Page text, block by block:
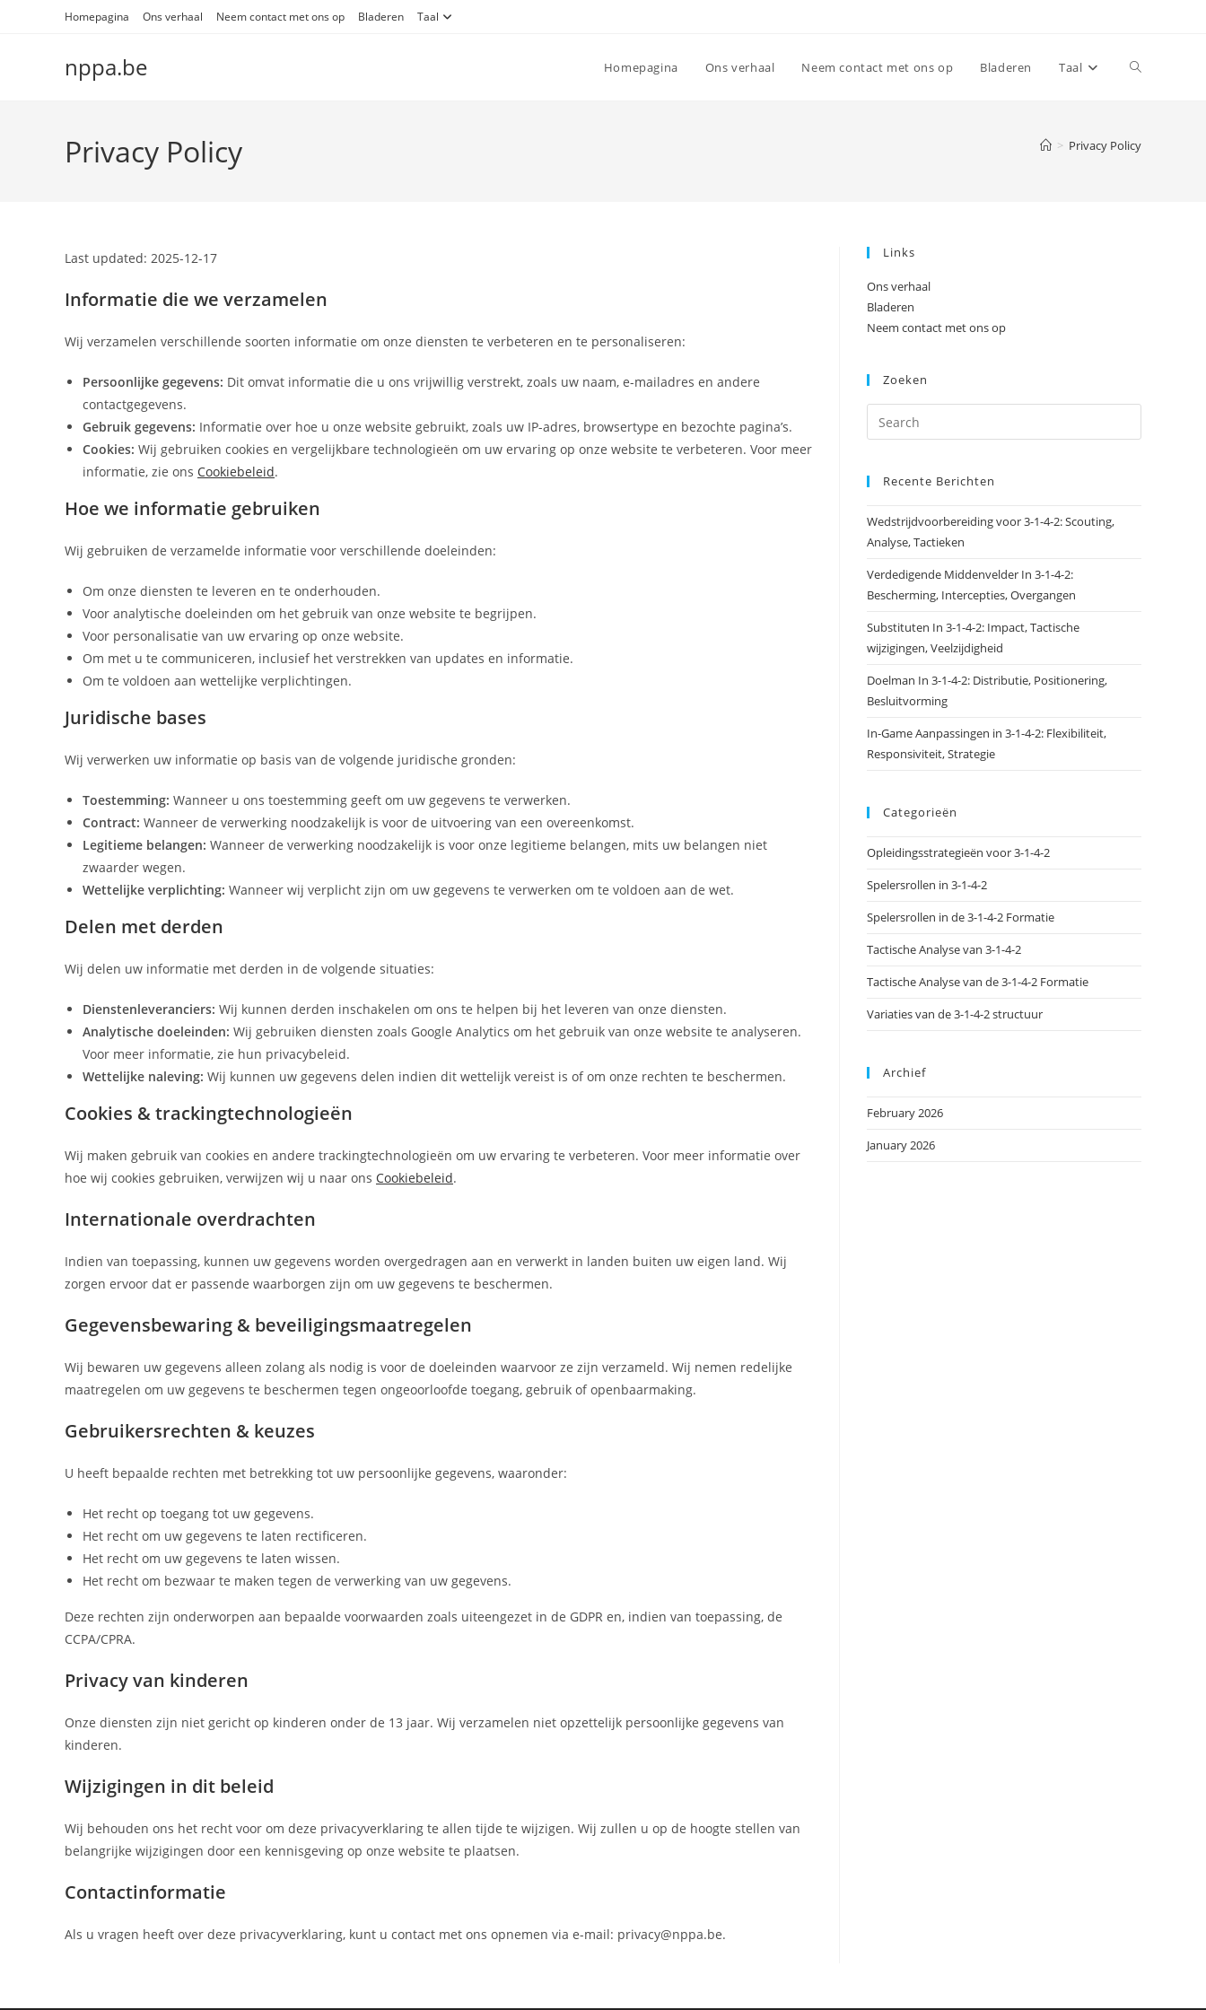
Homepagina Ons verhaal Neem contact met ons op Bladeren Taal
nppa.be Homepagina Ons verhaal Neem contact met ons op Bladeren Taal Toggle
Privacy Policy > Privacy Policy
Last updated: 2025-12-17
Informatie die we verzamelen
Wij verzamelen verschillende soorten informatie om onze diensten te verbeteren en te personaliseren:
Persoonlijke gegevens: Dit omvat informatie die u ons vrijwillig verstrekt, zoals uw naam, e-mailadres en andere
contactgegevens.
Gebruik gegevens: Informatie over hoe u onze website gebruikt, zoals uw IP-adres, browsertype en bezochte pagina’s.
Cookies: Wij gebruiken cookies en vergelijkbare technologieën om uw ervaring op onze website te verbeteren. Voor meer
informatie, zie ons Cookiebeleid.
Hoe we informatie gebruiken
Wij gebruiken de verzamelde informatie voor verschillende doeleinden:
Om onze diensten te leveren en te onderhouden.
Voor analytische doeleinden om het gebruik van onze website te begrijpen.
Voor personalisatie van uw ervaring op onze website.
Om met u te communiceren, inclusief het verstrekken van updates en informatie.
Om te voldoen aan wettelijke verplichtingen.
Juridische bases
Wij verwerken uw informatie op basis van de volgende juridische gronden:
Toestemming: Wanneer u ons toestemming geeft om uw gegevens te verwerken.
Contract: Wanneer de verwerking noodzakelijk is voor de uitvoering van een overeenkomst.
Legitieme belangen: Wanneer de verwerking noodzakelijk is voor onze legitieme belangen, mits uw belangen niet
zwaarder wegen.
Wettelijke verplichting: Wanneer wij verplicht zijn om uw gegevens te verwerken om te voldoen aan de wet.
Delen met derden
Wij delen uw informatie met derden in de volgende situaties:
Dienstenleveranciers: Wij kunnen derden inschakelen om ons te helpen bij het leveren van onze diensten.
Analytische doeleinden: Wij gebruiken diensten zoals Google Analytics om het gebruik van onze website te analyseren.
Voor meer informatie, zie hun privacybeleid.
Wettelijke naleving: Wij kunnen uw gegevens delen indien dit wettelijk vereist is of om onze rechten te beschermen.
Cookies & trackingtechnologieën
Wij maken gebruik van cookies en andere trackingtechnologieën om uw ervaring te verbeteren. Voor meer informatie over
hoe wij cookies gebruiken, verwijzen wij u naar ons Cookiebeleid.
Internationale overdrachten
Indien van toepassing, kunnen uw gegevens worden overgedragen aan en verwerkt in landen buiten uw eigen land. Wij
zorgen ervoor dat er passende waarborgen zijn om uw gegevens te beschermen.
Gegevensbewaring & beveiligingsmaatregelen
Wij bewaren uw gegevens alleen zolang als nodig is voor de doeleinden waarvoor ze zijn verzameld. Wij nemen redelijke
maatregelen om uw gegevens te beschermen tegen ongeoorloofde toegang, gebruik of openbaarmaking.
Gebruikersrechten & keuzes
U heeft bepaalde rechten met betrekking tot uw persoonlijke gegevens, waaronder:
Het recht op toegang tot uw gegevens.
Het recht om uw gegevens te laten rectificeren.
Het recht om uw gegevens te laten wissen.
Het recht om bezwaar te maken tegen de verwerking van uw gegevens.
Deze rechten zijn onderworpen aan bepaalde voorwaarden zoals uiteengezet in de GDPR en, indien van toepassing, de
CCPA/CPRA.
Privacy van kinderen
Onze diensten zijn niet gericht op kinderen onder de 13 jaar. Wij verzamelen niet opzettelijk persoonlijke gegevens van
kinderen.
Wijzigingen in dit beleid
Wij behouden ons het recht voor om deze privacyverklaring te allen tijde te wijzigen. Wij zullen u op de hoogte stellen van
belangrijke wijzigingen door een kennisgeving op onze website te plaatsen.
Contactinformatie
Als u vragen heeft over deze privacyverklaring, kunt u contact met ons opnemen via e-mail: privacy@nppa.be.
Links
Ons verhaal
Bladeren
Neem contact met ons op
Zoeken
Recente Berichten
Wedstrijdvoorbereiding voor 3-1-4-2: Scouting,
Analyse, Tactieken
Verdedigende Middenvelder In 3-1-4-2:
Bescherming, Intercepties, Overgangen
Substituten In 3-1-4-2: Impact, Tactische
wijzigingen, Veelzijdigheid
Doelman In 3-1-4-2: Distributie, Positionering,
Besluitvorming
In-Game Aanpassingen in 3-1-4-2: Flexibiliteit,
Responsiviteit, Strategie
Categorieën
Opleidingsstrategieën voor 3-1-4-2
Spelersrollen in 3-1-4-2
Spelersrollen in de 3-1-4-2 Formatie
Tactische Analyse van 3-1-4-2
Tactische Analyse van de 3-1-4-2 Formatie
Variaties van de 3-1-4-2 structuur
Archief
February 2026
January 2026